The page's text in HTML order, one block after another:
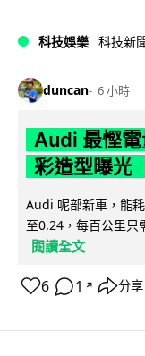
科技娛樂 科技新
duncan 6 小時
Audi 最慳
彩造型曝光
Audi 呢部新車，能
至0.24，每百公里只
閱讀全文
6 1 ↗ 分享